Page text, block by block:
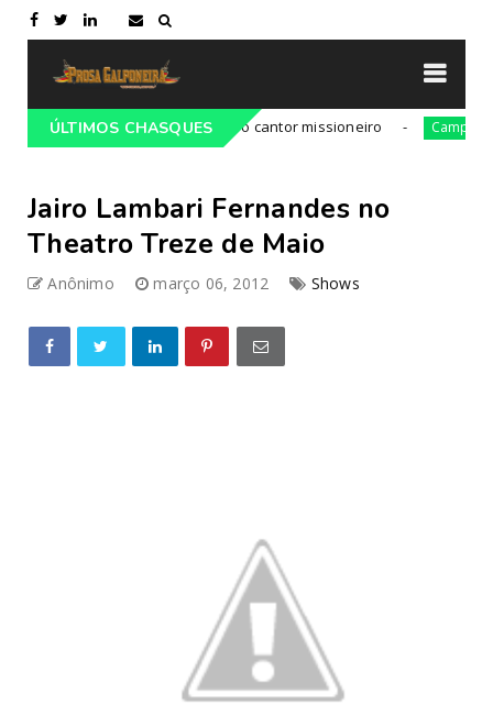
ÚLTIMOS CHASQUES
02 de janeiro de 1989 morria o cantor missioneiro Campeiro
Jairo Lambari Fernandes no
Theatro Treze de Maio
Anônimo março 06, 2012 Shows